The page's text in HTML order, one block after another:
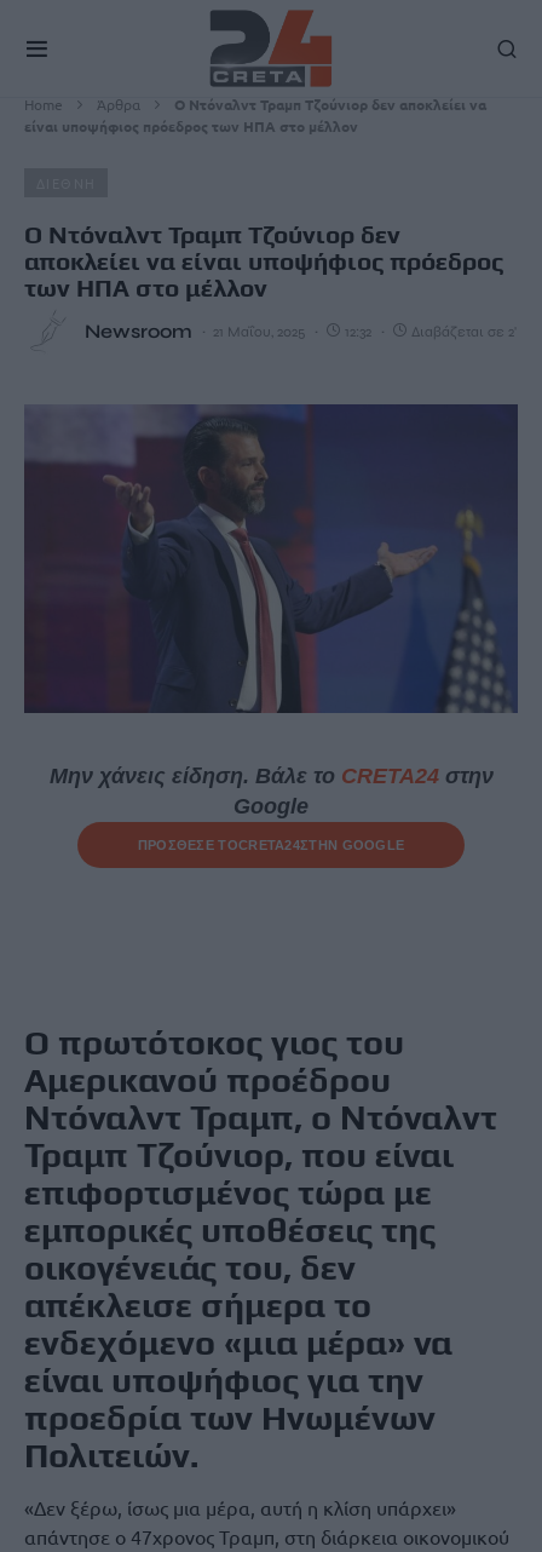
Home Άρθρα
Ο Ντόναλντ Τραμπ Τζούνιορ δεν αποκλείει να
είναι υποψήφιος πρόεδρος των ΗΠΑ στο μέλλον
Ο Ντόναλντ Τραμπ Τζούνιορ δεν
αποκλείει να είναι υποψήφιος πρόεδρος
των ΗΠΑ στο μέλλον
Newsroom 21 Μαΐου, 2025 12:32 Διαβάζεται σε 2'
Μην χάνεις είδηση. Βάλε το CRETA24στην
Google
ΠΡΟΣΘΕΣΕ ΤΟCRETA24ΣΤΗΝ GOOGLE
Ο πρωτότοκος γιος του
Αμερικανού προέδρου
Ντόναλντ Τραμπ, ο Ντόναλντ
Τραμπ Τζούνιορ, που είναι
επιφορτισμένος τώρα με
εμπορικές υποθέσεις της
οικογένειάς του, δεν
απέκλεισε σήμερα το
ενδεχόμενο «μια μέρα» να
είναι υποψήφιος για την
προεδρία των Ηνωμένων
Πολιτειών.
«Δεν ξέρω, ίσως μια μέρα, αυτή η κλίση υπάρχει»
απάντησε ο 47χρονος Τραμπ, στη διάρκεια οικονομικού